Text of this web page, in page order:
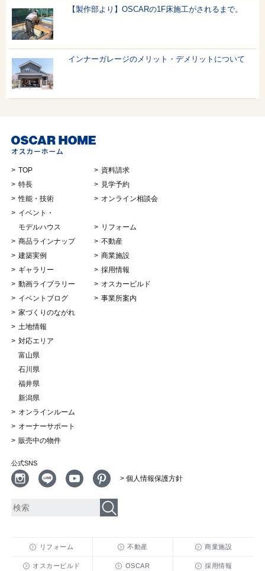
【製作部より】OSCARの1F床施工がされるまで。
インナーガレージのメリット・デメリットについて
TOP
特長
性能・技術
イベント・
モデルハウス
商品ラインナップ
建築実例
ギャラリー
動画ライブラリー
イベントブログ
家づくりのながれ
土地情報
対応エリア
富山県
石川県
福井県
新潟県
オンラインルーム
オーナーサポート
販売中の物件
資料請求
見学予約
オンライン相談会
リフォーム
不動産
商業施設
採用情報
オスカービルド
事業所案内
公式SNS
> 個人情報保護方針
リフォーム 不動産 商業施設
オスカービルド OSCAR 採用情報